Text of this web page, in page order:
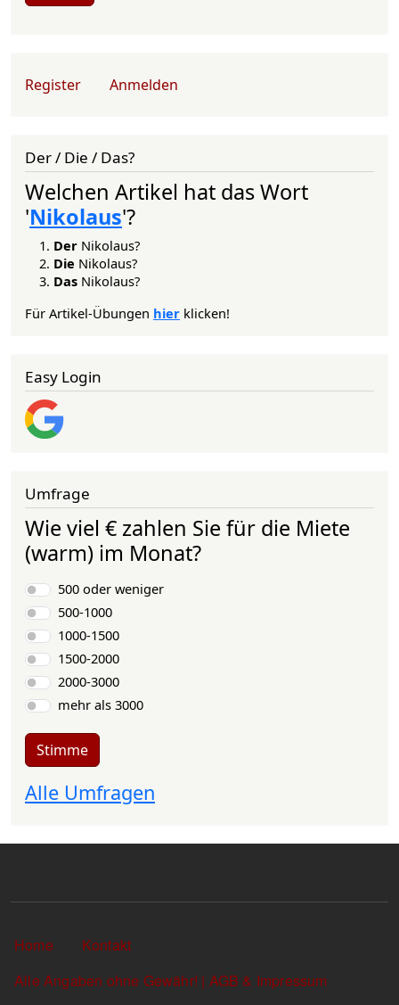
User account menu
Register Anmelden
Der / Die / Das?
Welchen Artikel hat das Wort
'Nikolaus'?
Der Nikolaus?
Die Nikolaus?
Das Nikolaus?
Für Artikel-Übungen hier klicken!
Easy Login
Umfrage
Wie viel € zahlen Sie für die Miete
(warm) im Monat?
Auswahlmöglichkeiten
500 oder weniger
500-1000
1000-1500
1500-2000
2000-3000
mehr als 3000
Stimme
Alle Umfragen
Sekundärlinks
Home
Kontakt
Alle Angaben ohne Gewähr! | AGB & Impressum